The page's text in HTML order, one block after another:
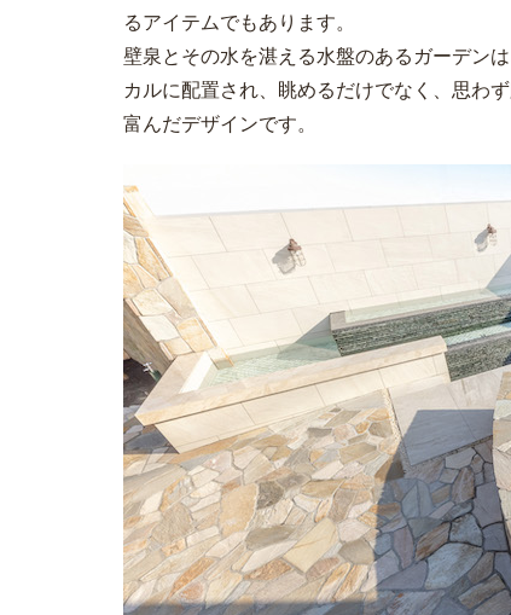
るアイテムでもあります。
壁泉とその水を湛える水盤のあるガーデン
カルに配置され、眺めるだけでなく、思わ
富んだデザインです。